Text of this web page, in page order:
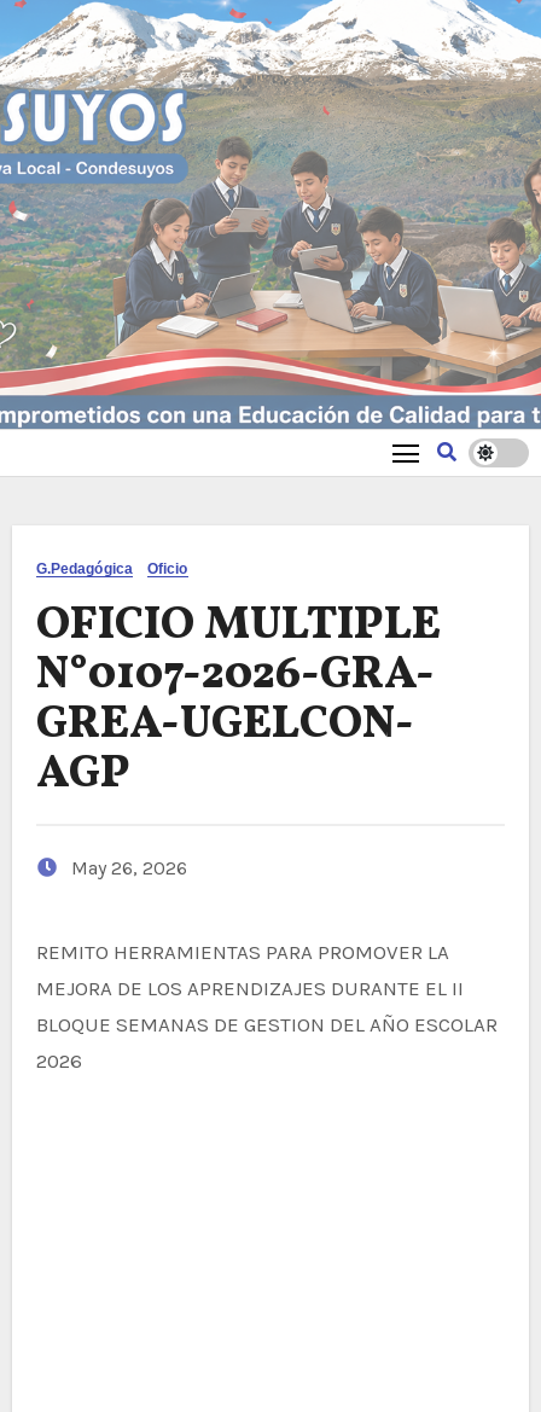
G.Pedagógica Oficio
OFICIO MULTIPLE
N°0107-2026-GRA-
GREA-UGELCON-
AGP
May 26, 2026
REMITO HERRAMIENTAS PARA PROMOVER LA
MEJORA DE LOS APRENDIZAJES DURANTE EL II
BLOQUE SEMANAS DE GESTION DEL AÑO ESCOLAR
2026